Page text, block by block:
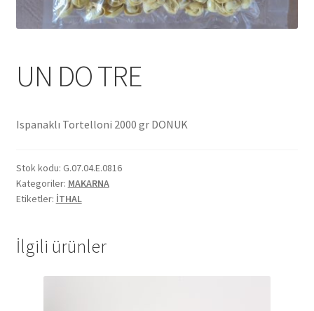
Ekol Katalog
İletişim
İnsan Kaynakları
ISO Belgemiz
İtalyan Mutfağı
Kalite
UN DO TRE
Ispanaklı Tortelloni 2000 gr DONUK
Stok kodu: G.07.04.E.0816
Kategoriler: MAKARNA
Etiketler: İTHAL
İlgili ürünler